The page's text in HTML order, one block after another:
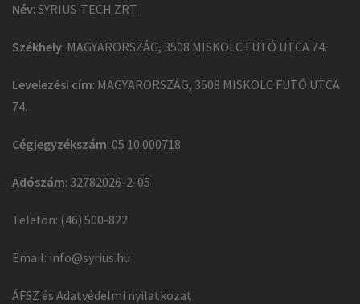
Név: SYRIUS-TECH ZRT.
Székhely: MAGYARORSZÁG, 3508 MISKOLC FUTÓ UTCA 74.
Levelezési cím: MAGYARORSZÁG, 3508 MISKOLC FUTÓ UTCA
74.
Cégjegyzékszám: 05 10 000718
Adószám: 32782026-2-05
Telefon: (46) 500-822
Email: info@syrius.hu
ÁFSZ és Adatvédelmi nyilatkozat